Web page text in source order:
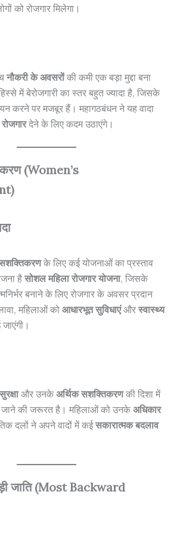
को रोजगार मिलेगा।
नौकरी के अवसरोंकी कमी एक बड़ा मुद्दा बना
में बेरोजगारी का स्तर बहुत ज्यादा है, जिसके
करने पर मजबूर हैं। महागठबंधन ने यह वादा
देने के लिए कदम उठाएंगे।
(Women’s
के लिए कई योजनाओं का प्रस्ताव
है सोशल महिला रोजगार योजना, जिसके
बनाने के लिए रोजगार के अवसर प्रदान
महिलाओं को आधारभूत सुविधाएंऔर स्वास्थ्य
और उनके अर्थिक सशक्तिकरणकी दिशा में
जाने की जरूरत है। महिलाओं को उनके अधिकार
दलों ने अपने वादों में कईसकारात्मक बदलाव
जाति (Most Backward